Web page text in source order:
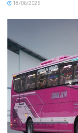
18/06/2026